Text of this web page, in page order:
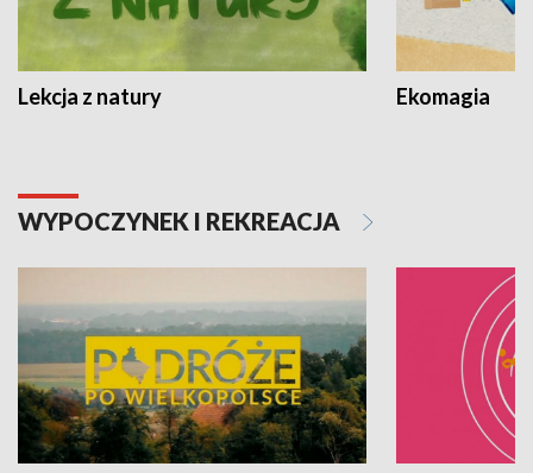
Lekcja z natury Ekomagia
WYPOCZYNEK I REKREACJA